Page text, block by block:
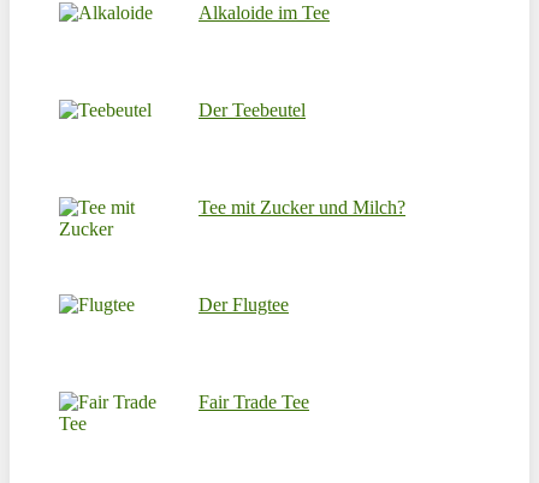
Alkaloide im Tee
Der Teebeutel
Tee mit Zucker und Milch?
Der Flugtee
Fair Trade Tee